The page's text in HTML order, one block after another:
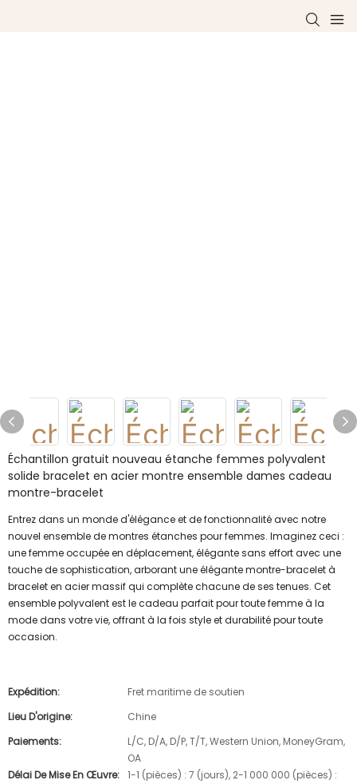
Échantillon gratuit nouveau étanche femmes polyvalent
solide bracelet en acier montre ensemble dames cadeau
montre-bracelet
Entrez dans un monde d'élégance et de fonctionnalité avec notre
nouvel ensemble de montres étanches pour femmes. Imaginez ceci :
une femme occupée en déplacement, élégante sans effort avec une
touche de sophistication, arborant une élégante montre-bracelet à
bracelet en acier massif qui complète chacune de ses tenues. Cet
ensemble polyvalent est le cadeau parfait pour toute femme à la
mode dans votre vie, offrant à la fois style et durabilité pour toute
occasion.
Expédition:
Fret maritime de soutien
Lieu D'origine:
Chine
Paiements:
L/C, D/A, D/P, T/T, Western Union, MoneyGram,
OA
Délai De Mise En Œuvre: 1-1 (pièces) : 7 (jours), 2-1 000 000 (pièces) :